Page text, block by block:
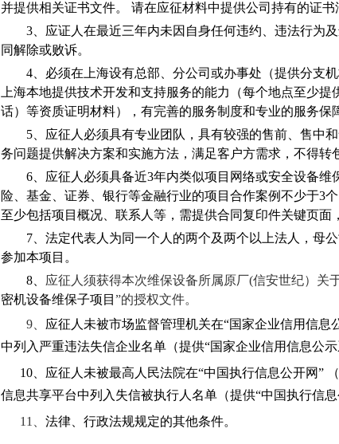
并提供相关证书文件。 请在应征材料中提供公司持有的证书
3、应证人在最近三年内未因自身任何违约、违法行为
同解除或败诉。
4、 必须在上海设有总部、分公司或办事处（提供分支
上海本地提供技术开发和支持服务的能力（每个地点至少
话）等资质证明材料），有完善的服务制度和专业的服务保
5、应征人必须具有专业团队，具有较强的售前、售中
务问题提供解决方案和实施方法，满足客户方需求，不得转
6、应征人必须具备近3年内类似项目网络或安全设备
险、基金、证券、银行等金融行业的项目合作案例不少于3
至少包括项目概况、联系人等，需提供合同复印件关键页面
7、法定代表人为同一个人的两个及两个以上法人，母
参加本项目。
8、 应征人须获得本次维保设备所属原厂(信安世纪）关
密机设备维保子项目 ”的授权文件。
9、 应征人未被市场监督管理机关在“国家企业信用信息
中列入严重违法失信企业名单（提供“国家企业信用信息公
10、应征人未被最高人民法院在“中国执行信息公开网”
信息共享平台中列入失信被执行人名单（提供“中国执行信
11、 法律、行政法规规定的其他条件。